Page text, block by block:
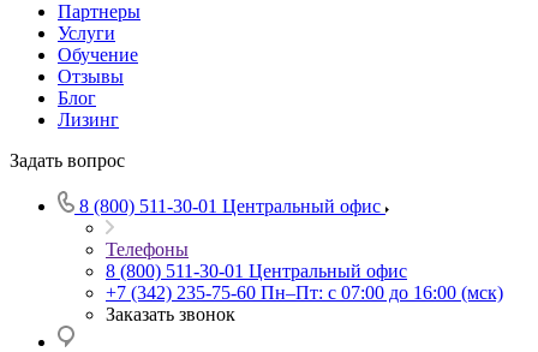
Партнеры
Услуги
Обучение
Отзывы
Блог
Лизинг
Задать вопрос
8 (800) 511-30-01 Центральный офис
Телефоны
8 (800) 511-30-01 Центральный офис
+7 (342) 235-75-60 Пн–Пт: с 07:00 до 16:00 (мск)
Заказать звонок